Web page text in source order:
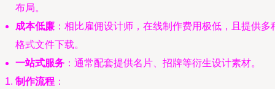
布局。
成本低廉 ：相比雇佣设计师，在线制作费用极低，且提供多
格式文件下载。
一站式服务 ：通常配套提供名片、招牌等衍生设计素材。
制作流程 ：